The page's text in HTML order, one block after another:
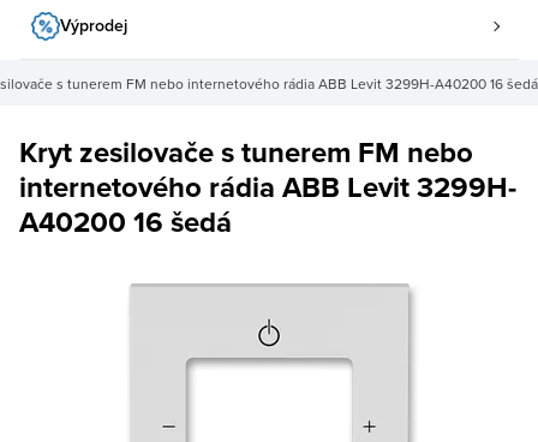
Výprodej
s tunerem FM nebo internetového rádia ABB Levit 3299H-A40200 16 šedá
Kryt zesilovače s tunerem FM nebo
internetového rádia ABB Levit 3299H-
A40200 16 šedá